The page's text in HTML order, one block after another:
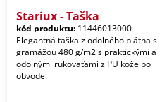
Stariux - Taška
kód produktu: 11446013000
Elegantná taška z odolného plátna s
gramážou 480 g/m2 s praktickými a
odolnými rukoväťami z PU kože po
obvode.